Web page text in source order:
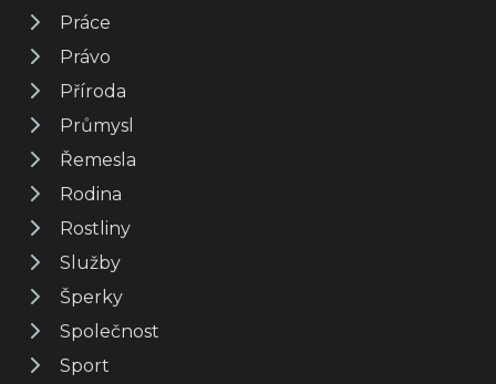
Práce
Právo
Příroda
Průmysl
Řemesla
Rodina
Rostliny
Služby
Šperky
Společnost
Sport